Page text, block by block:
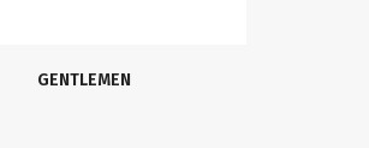
GENTLEMEN